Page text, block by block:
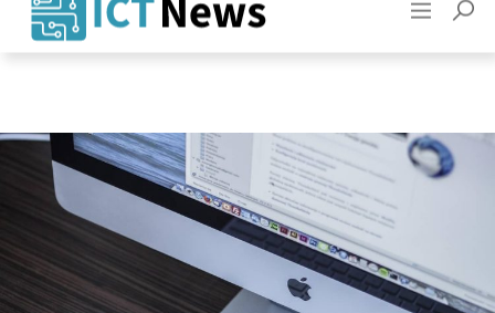
Contact